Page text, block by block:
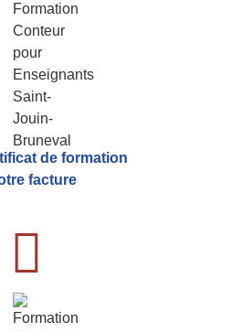
de formation
facture